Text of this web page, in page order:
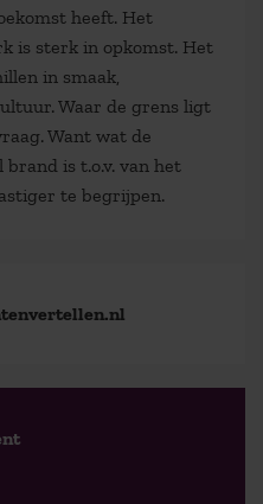
heeft. Het
is sterk in opkomst. Het
in smaak,
Waar de grens ligt
Want wat de
is t.o.v. van het
te begrijpen.